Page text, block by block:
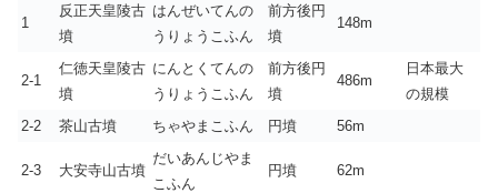
1
反正天皇陵古
墳
はんぜいてんの
うりょうこふん
前方後円
墳
148m
2-1
仁徳天皇陵古
墳
にんとくてんの
うりょうこふん
前方後円
墳
486m
日本最大
の規模
2-2
茶山古墳 ちゃやまこふん 円墳 56m
2-3 大安寺山古墳
だいあんじやま
こふん
円墳 62m